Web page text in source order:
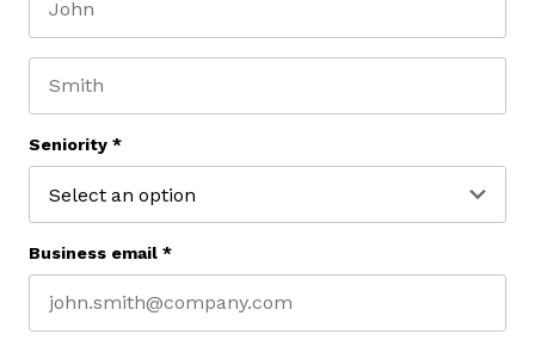
Seniority *
Business email *